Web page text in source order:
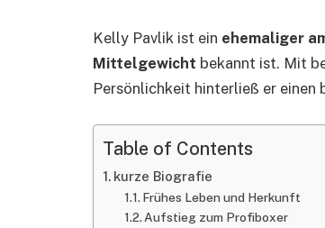
Kelly Pavlik ist ein ehemaliger
Mittelgewicht bekannt ist. Mit
Persönlichkeit hinterließ er einen
Table of Contents
kurze Biografie
Frühes Leben und Herkunft
Aufstieg zum Profiboxer